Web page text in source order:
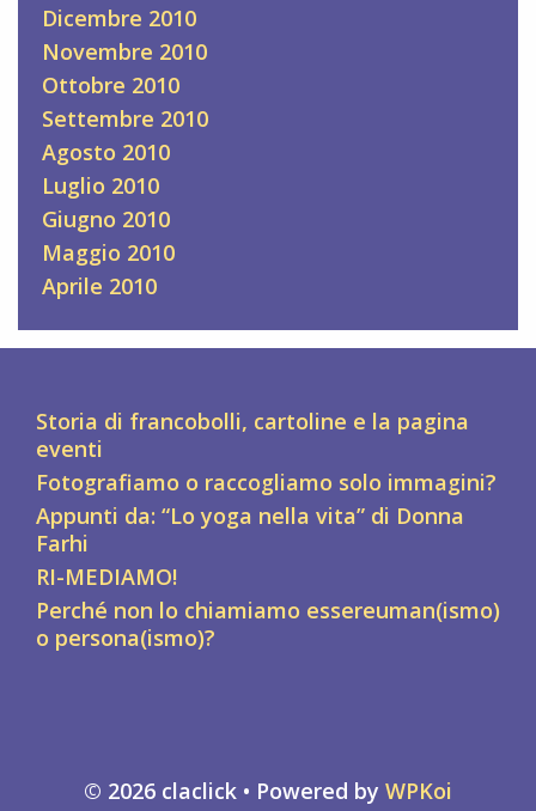
Dicembre 2010
Novembre 2010
Ottobre 2010
Settembre 2010
Agosto 2010
Luglio 2010
Giugno 2010
Maggio 2010
Aprile 2010
Storia di francobolli, cartoline e la pagina
eventi
Fotografiamo o raccogliamo solo immagini?
Appunti da: “Lo yoga nella vita” di Donna
Farhi
RI-MEDIAMO!
Perché non lo chiamiamo essereuman(ismo)
o persona(ismo)?
© 2026 claclick • Powered by WPKoi